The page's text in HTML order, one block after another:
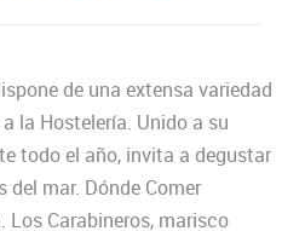
de una extensa variedad
la Hostelería. Unido a su
todo el año, invita a degustar
mar. Dónde Comer
Los Carabineros, marisco